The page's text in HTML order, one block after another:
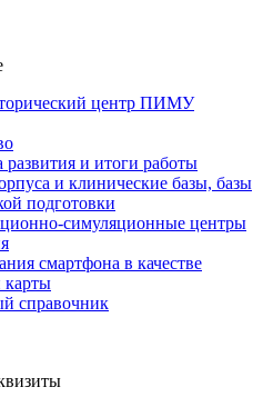
центр ПИМУ
и итоги работы
и клинические базы, базы
подготовки
симуляционные центры
смартфона в качестве
карты
справочник